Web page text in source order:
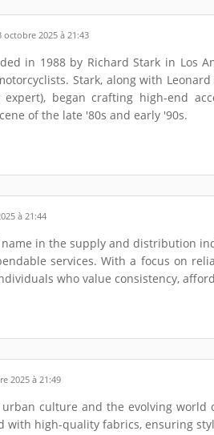
octobre 2025 à 21:43
in 1988 by Richard Stark in Los
Stark, along with
expert), began crafting high-end
of the late '80s and early '90s.
à 21:44
in the supply and distribution
services. With a focus on
who value consistency,
2025 à 21:49
culture and the evolving world
with high-quality fabrics, ensuring